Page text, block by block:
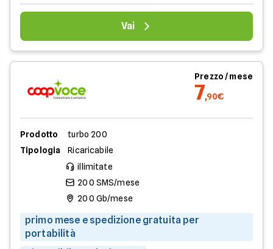
Vai
Prezzo / mese
7,90€
Prodotto
turbo 200
Tipologia
Ricaricabile
illimitate
200 SMS/mese
200 Gb/mese
primo mese e spedizione gratuita per
portabilità